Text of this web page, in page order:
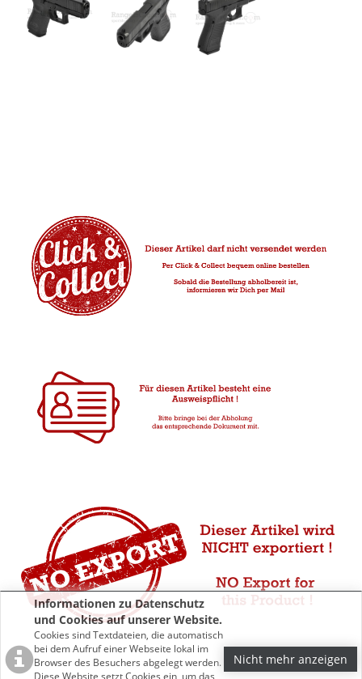
Informationen zu Datenschutz
und Cookies auf unserer Website.
Cookies sind Textdateien, die automatisch
bei dem Aufruf einer Webseite lokal im
Browser des Besuchers abgelegt werden.
Diese Website setzt Cookies ein, um das
Nicht mehr anzeigen